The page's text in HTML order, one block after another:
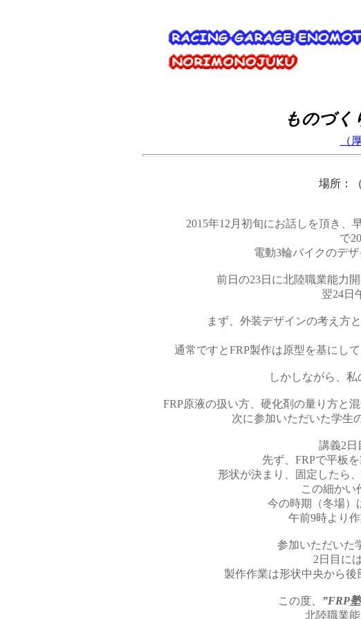
ものづく
（
場所：
2015年12月初旬にお話しを頂き、
で
電動3輪バイクのデ
前日の23日に北陸職業能力
翌24日
まず、外装デザインの考え方
通常ですとFRP製作は原型を基にし
しかしながら、
FRP原液の扱い方、硬化剤の量り方と
次に参加いただいた学生
講義2日
先ず、FRPで平板
形状が決まり、固定したら
この細かい
今の時期（冬場）
午前9時より
参加いただいた
2日目に
製作作業は形状中央から後
この度、 ”FRP塾
北陸職業